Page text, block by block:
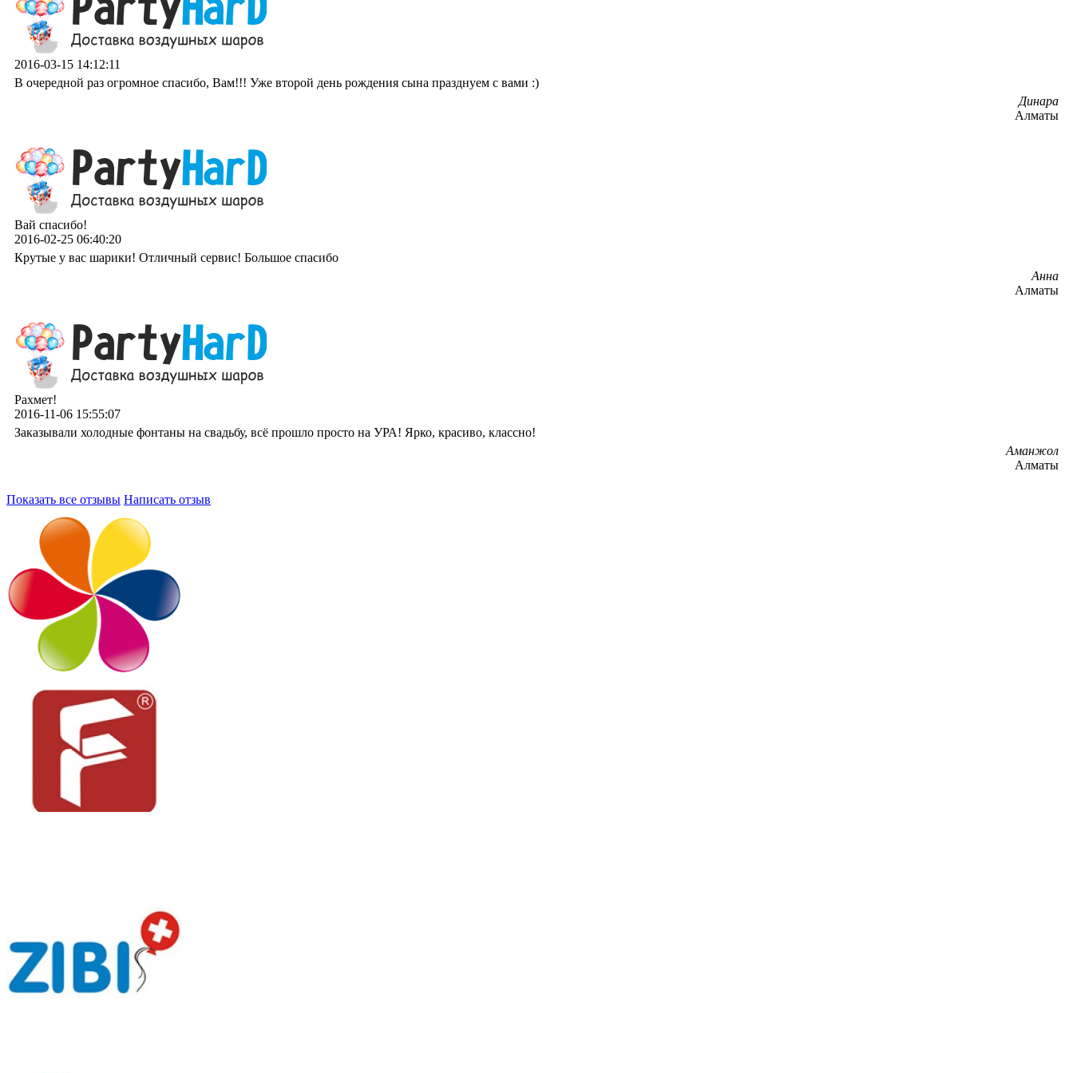
2016-03-15 14:12:11
В очередной раз огромное спасибо, Вам!!! Уже второй день рождения сына празднуем с вами :)
Динара
Алматы
Вай спасибо!
2016-02-25 06:40:20
Крутые у вас шарики! Отличный сервис! Большое спасибо
Анна
Алматы
Рахмет!
2016-11-06 15:55:07
Заказывали холодные фонтаны на свадьбу, всё прошло просто на УРА! Ярко, красиво, классно!
Аманжол
Алматы
Показать все отзывы Написать отзыв